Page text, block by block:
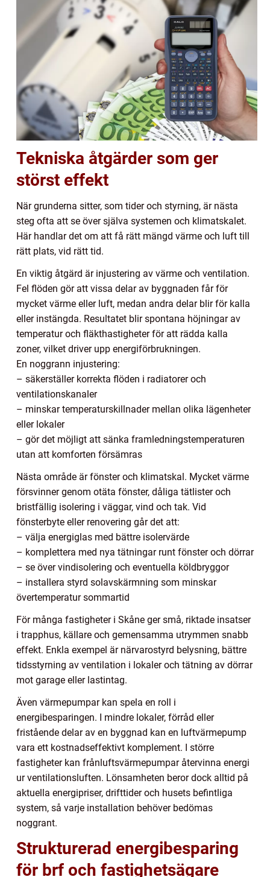
Tekniska åtgärder som ger
störst effekt
När grunderna sitter, som tider och styrning, är nästa
steg ofta att se över själva systemen och klimatskalet.
Här handlar det om att få rätt mängd värme och luft till
rätt plats, vid rätt tid.
En viktig åtgärd är injustering av värme och ventilation.
Fel flöden gör att vissa delar av byggnaden får för
mycket värme eller luft, medan andra delar blir för kalla
eller instängda. Resultatet blir spontana höjningar av
temperatur och fläkthastigheter för att rädda kalla
zoner, vilket driver upp energiförbrukningen.
En noggrann injustering:
– säkerställer korrekta flöden i radiatorer och
ventilationskanaler
– minskar temperaturskillnader mellan olika lägenheter
eller lokaler
– gör det möjligt att sänka framledningstemperaturen
utan att komforten försämras
Nästa område är fönster och klimatskal. Mycket värme
försvinner genom otäta fönster, dåliga tätlister och
bristfällig isolering i väggar, vind och tak. Vid
fönsterbyte eller renovering går det att:
– välja energiglas med bättre isolervärde
– komplettera med nya tätningar runt fönster och dörrar
– se över vindisolering och eventuella köldbryggor
– installera styrd solavskärmning som minskar
övertemperatur sommartid
För många fastigheter i Skåne ger små, riktade insatser
i trapphus, källare och gemensamma utrymmen snabb
effekt. Enkla exempel är närvarostyrd belysning, bättre
tidsstyrning av ventilation i lokaler och tätning av dörrar
mot garage eller lastintag.
Även värmepumpar kan spela en roll i
energibesparingen. I mindre lokaler, förråd eller
fristående delar av en byggnad kan en luftvärmepump
vara ett kostnadseffektivt komplement. I större
fastigheter kan frånluftsvärmepumpar återvinna energi
ur ventilationsluften. Lönsamheten beror dock alltid på
aktuella energipriser, drifttider och husets befintliga
system, så varje installation behöver bedömas
noggrant.
Strukturerad energibesparing
för brf och fastighetsägare